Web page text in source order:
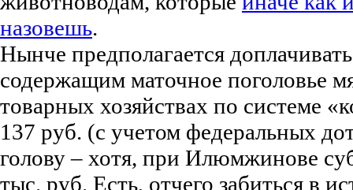
назовешь.
Нынче предполагается
содержащим маточное поголовье
товарных хозяйствах по системе
137 руб. (с учетом федеральных
голову – хотя, при Илюмжинове
тыс. руб. Есть, отчего забиться в